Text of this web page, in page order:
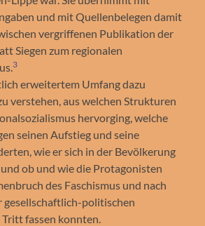
und mit Quellenbelegen damit
vergriffenen Publikation der
Siegen zum regionalen
3
erweitertem Umfang dazu
verstehen, aus welchen Strukturen
hervorging, welche
seinen Aufstieg und seine
wie er sich in der Bevölkerung
ob und wie die Protagonisten
des Faschismus und nach
gesellschaftlich-politischen
fassen konnten.